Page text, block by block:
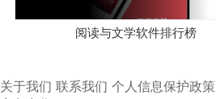
阅读与文学软件排行榜
关于我们 联系我们 个人信息保护政策